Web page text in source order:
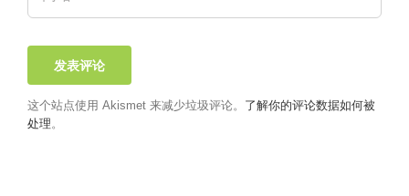
这个站点使用 Akismet 来减少垃圾评论。 了解你的评论数据如何被
处理 。